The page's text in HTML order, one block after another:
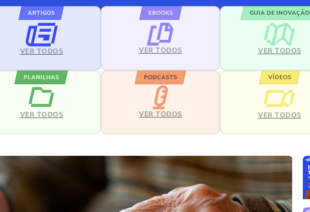
ARTIGOS
VER TODOS
EBOOKS
VER TODOS
GUIA DE INOVAÇÃO
VER TODOS
PLANILHAS
VER TODOS
PODCASTS
VER TODOS
VÍDEOS
VER TODOS